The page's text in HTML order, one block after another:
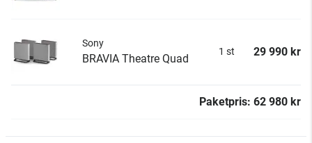
Sony
BRAVIA Theatre Quad
1 st 29 990 kr
Paketpris: 62 980 kr